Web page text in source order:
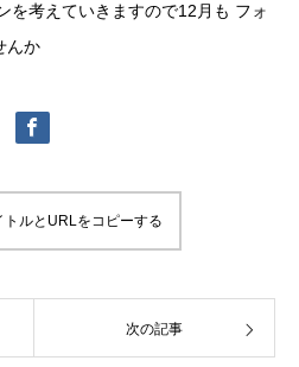
を考えていきますので12月も フォ
んか
トルとURLをコピーする
次の記事